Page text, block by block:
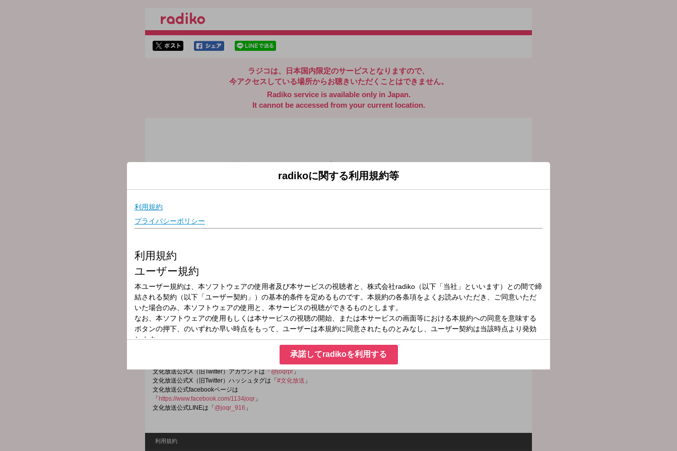
ラジコは、日本国内限定のサービスとなりますので、
今アクセスしている場所からお聴きいただくことはできません。
Radiko service is available only in Japan.
It cannot be accessed from your current location.
放送局
放送時間
2026年5月16日（土）06:25～06:50
番組名
せんねん灸プレゼンツ しあわせ演歌・石原詢子です
文化放送公式X（旧Twitter）アカウントは「@joqrpr」
文化放送公式X（旧Twitter）ハッシュタグは「 #文化放送 」
文化放送公式facebookページは
「 https://www.facebook.com/1134joqr 」
文化放送公式LINEは「 @joqr_916 」
利用規約
radikoに関する利用規約等
承諾してradikoを利用する